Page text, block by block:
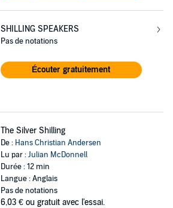
SHILLING SPEAKERS
Pas de notations
Écouter gratuitement
The Silver Shilling
De : Hans Christian Andersen
Lu par :Julian McDonnell
Durée : 12 min
Langue : Anglais
Pas de notations
6,03 € ou gratuit avec l'essai.